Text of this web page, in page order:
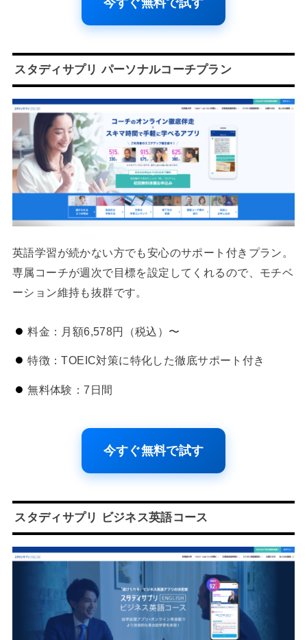
スタディサプリ パーソナルコーチプラン
英語学習が続かない方でも安心のサポート付きプラン。
専属コーチが週次で目標を設定してくれるので、モチベ
ーション維持も抜群です。
料金：月額6,578円（税込）〜
特徴：TOEIC対策に特化した徹底サポート付き
無料体験：7日間
今すぐ無料で試す
スタディサプリ ビジネス英語コース